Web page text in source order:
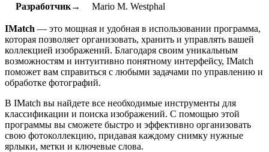
Разработчик→
Mario M. Westphal
IMatch — это мощная и удобная в использовании программа,
которая позволяет организовать, хранить и управлять вашей
коллекцией изображений. Благодаря своим уникальным
возможностям и интуитивно понятному интерфейсу, IMatch
поможет вам справиться с любыми задачами по управлению и
обработке фотографий.
В IMatch вы найдете все необходимые инструменты для
классификации и поиска изображений. С помощью этой
программы вы сможете быстро и эффективно организовать
свою фотоколлекцию, придавая каждому снимку нужные
ярлыки, метки и ключевые слова.